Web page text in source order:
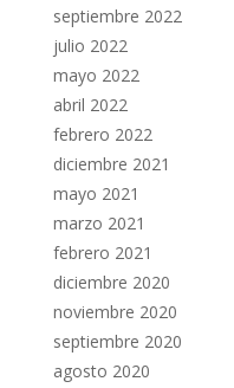
septiembre 2022
julio 2022
mayo 2022
abril 2022
febrero 2022
diciembre 2021
mayo 2021
marzo 2021
febrero 2021
diciembre 2020
noviembre 2020
septiembre 2020
agosto 2020